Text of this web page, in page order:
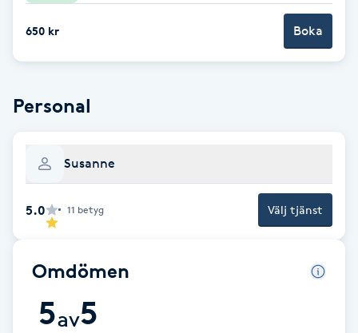
BIAB
Blowout
Bottenfärg
Brynfärgning
650 kr Boka
Personal
Susanne
5.0 11 betyg Välj tjänst
Omdömen
5av5